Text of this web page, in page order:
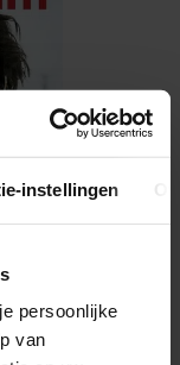
instellingen
persoonlijke
van
de winkel